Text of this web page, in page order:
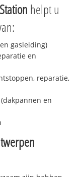
helpt u
gasleiding)
en
reparatie,
en